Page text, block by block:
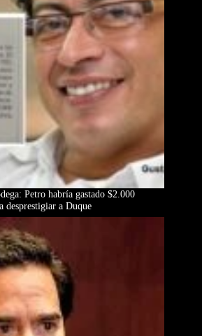
Petro habría gastado $2.000
desprestigiar a Duque